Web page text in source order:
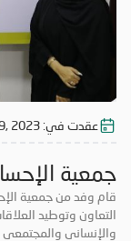
عقدت في: 2023
جمعية
الخيرية
قام وفد من جمعية
التعاون وتوطيد
والإنساني